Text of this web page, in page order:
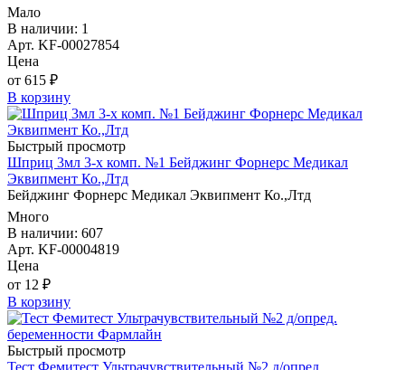
Мало
В наличии: 1
Арт. KF-00027854
Цена
от 615 ₽
В корзину
Быстрый просмотр
Шприц 3мл 3-х комп. №1 Бейджинг Форнерс Медикал
Эквипмент Ко.,Лтд
Бейджинг Форнерс Медикал Эквипмент Ко.,Лтд
Много
В наличии: 607
Арт. KF-00004819
Цена
от 12 ₽
В корзину
Быстрый просмотр